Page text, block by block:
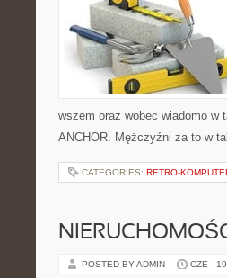
wszem oraz wobec wiadomo w
ANCHOR. Mężczyźni za to w
CATEGORIES: RETRO-
POSTED BY ADMIN CZE -